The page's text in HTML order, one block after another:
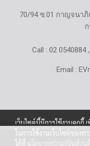
70/94 ซ.01 กาญจนา
Call : 02 0540884
Email :
© Copyright
เว็บไซต์นี้มีการใช้งานคุก
ในการใช้งานเว็บไซต์ของ
ได้ที่ นโยบายความเป็นส่วน